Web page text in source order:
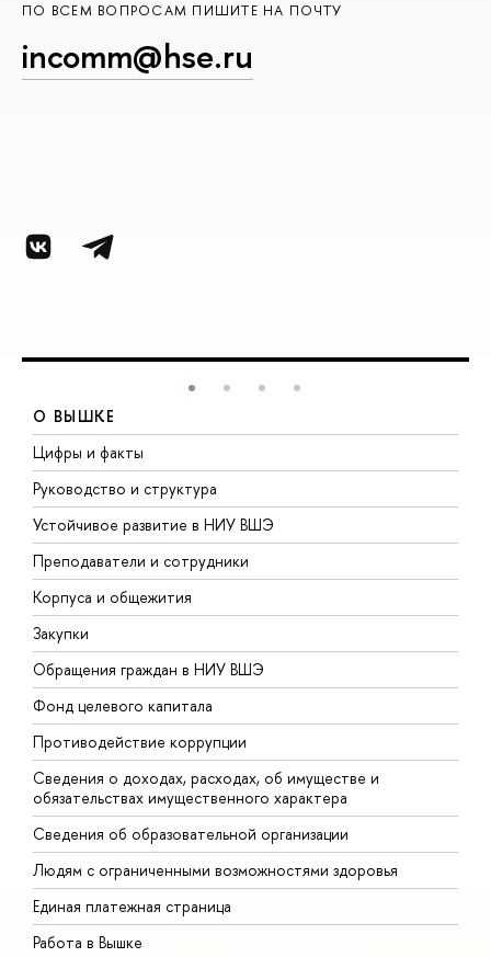
ПО ВСЕМ ВОПРОСАМ ПИШИТЕ НА ПОЧТУ
incomm@hse.ru
О ВЫШКЕ
Цифры и факты
Руководство и структура
Устойчивое развитие в НИУ ВШЭ
Преподаватели и сотрудники
Корпуса и общежития
Закупки
Обращения граждан в НИУ ВШЭ
Фонд целевого капитала
Противодействие коррупции
Сведения о доходах, расходах, об имуществе и
обязательствах имущественного характера
Сведения об образовательной организации
Людям с ограниченными возможностями здоровья
Единая платежная страница
Работа в Вышке